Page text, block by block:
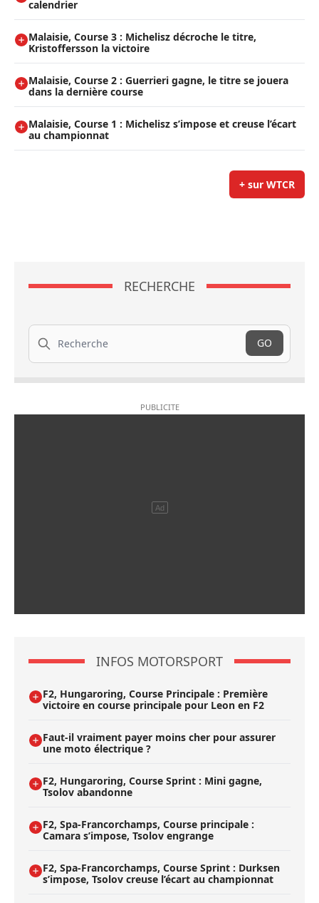
calendrier
Malaisie, Course 3 : Michelisz décroche le titre,
Kristoffersson la victoire
Malaisie, Course 2 : Guerrieri gagne, le titre se jouera
dans la dernière course
Malaisie, Course 1 : Michelisz s’impose et creuse l’écart
au championnat
+ sur WTCR
RECHERCHE
Recherche
GO
INFOS MOTORSPORT
F2, Hungaroring, Course Principale : Première
victoire en course principale pour Leon en F2
Faut-il vraiment payer moins cher pour assurer
une moto électrique ?
F2, Hungaroring, Course Sprint : Mini gagne,
Tsolov abandonne
F2, Spa-Francorchamps, Course principale :
Camara s’impose, Tsolov engrange
F2, Spa-Francorchamps, Course Sprint : Durksen
s’impose, Tsolov creuse l’écart au championnat